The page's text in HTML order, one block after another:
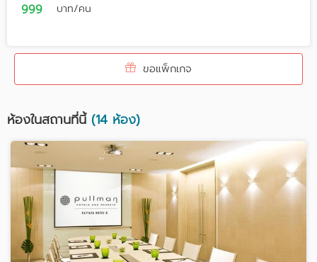
999 บาท/คน
ขอแพ็กเกจ
ห้องในสถานที่นี้(14 ห้อง)